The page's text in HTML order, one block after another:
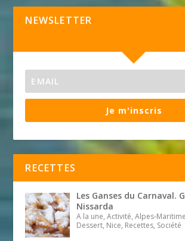
NEWSLETTER
Je m'inscris
RECETTES
Les Ganses du Carnaval.
Nissarda
A la une, Activité, Alpes-
Dessert, Nice, Recettes, Société